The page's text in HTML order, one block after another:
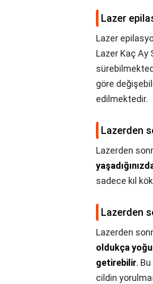
Lazer
Lazer
Lazer Kaç Ay
göre
edilmektedir.
Lazerden
Lazerden
sadece kıl
Lazerden
Lazerden
oldukça
getirebilir.
cildin